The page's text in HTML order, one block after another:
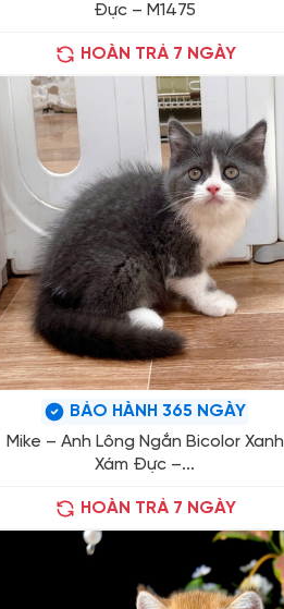
Đực – M1475
HOÀN TRẢ 7 NGÀY
BẢO HÀNH 365 NGÀY
Mike – Anh Lông Ngắn Bicolor Xanh
Xám Đực –...
HOÀN TRẢ 7 NGÀY